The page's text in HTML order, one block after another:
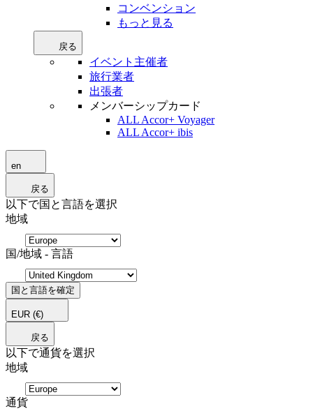
コンベンション
もっと見る
戻る
イベント主催者
旅行業者
出張者
メンバーシップカード
ALL Accor+ Voyager
ALL Accor+ ibis
en
戻る
以下で国と言語を選択
地域
国/地域 - 言語
国と言語を確定
EUR (€)
戻る
以下で通貨を選択
地域
通貨